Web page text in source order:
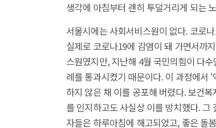
생각에 아침부터 괜히 투덜거리게 되는
서울시에는 사회서비스원이 없다. 코로
실제로 코로나19에 감염이 돼 가면서까
스원였지만, 지난해 4월 국민의힘이 다
례를 통과시켰기 때문이다. 이 과정에서
하지 않은 채 이를 공포해 버렸다. 보건
를 인지하고도 사실상 이를 방치했다.
자들은 하루아침에 해고되었고, 좋은 돌